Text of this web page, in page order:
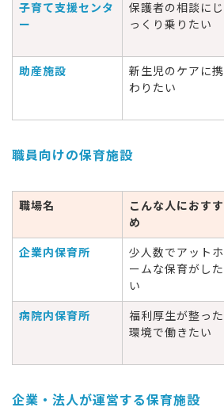
子育て支援センタ
ー
保護者の相談にじ
っくり乗りたい
助産施設
新生児のケアに携
わりたい
職員向けの保育施設
職場名
こんな人におすす
め
企業内保育所
少人数でアットホ
ームな保育がした
い
病院内保育所
福利厚生が整った
環境で働きたい
企業・法人が運営する保育施設